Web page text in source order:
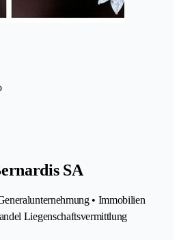
SA
• Immobilien
Liegenschaftsvermittlung